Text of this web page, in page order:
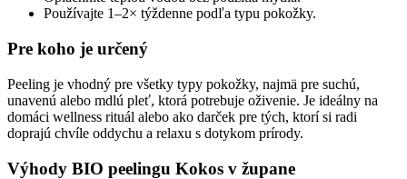
Používajte 1–2× týždenne podľa typu pokožky.
Pre koho je určený
Peeling je vhodný pre všetky typy pokožky, najmä pre suchú,
unavenú alebo mdlú pleť, ktorá potrebuje oživenie. Je ideálny na
domáci wellness rituál alebo ako darček pre tých, ktorí si radi
doprajú chvíle oddychu a relaxu s dotykom prírody.
Výhody BIO peelingu Kokos v župane